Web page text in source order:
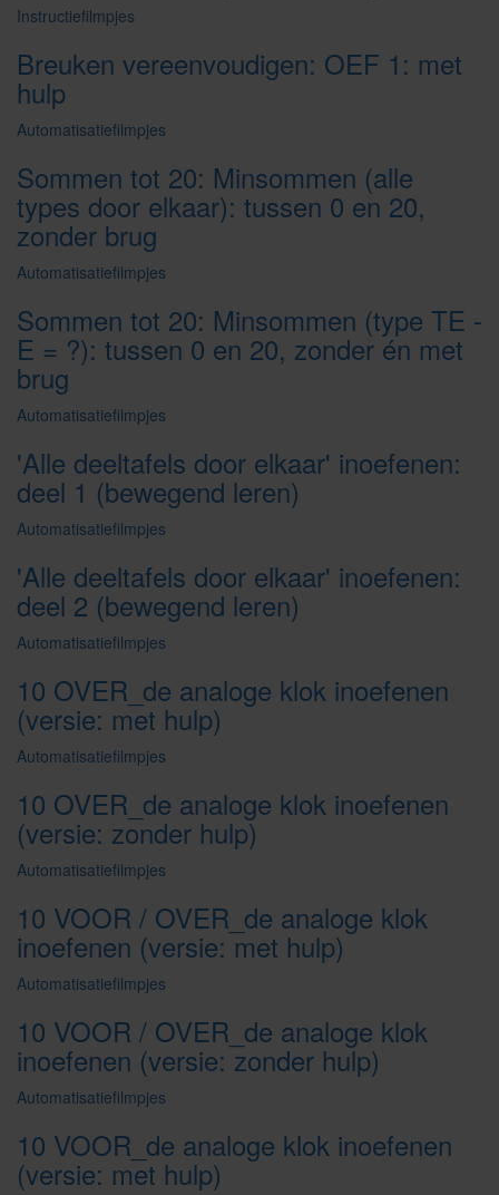
Instructiefilmpjes
Breuken vereenvoudigen: OEF 1: met
hulp
Automatisatiefilmpjes
Sommen tot 20: Minsommen (alle
types door elkaar): tussen 0 en 20,
zonder brug
Automatisatiefilmpjes
Sommen tot 20: Minsommen (type TE -
E = ?): tussen 0 en 20, zonder én met
brug
Automatisatiefilmpjes
'Alle deeltafels door elkaar' inoefenen:
deel 1 (bewegend leren)
Automatisatiefilmpjes
'Alle deeltafels door elkaar' inoefenen:
deel 2 (bewegend leren)
Automatisatiefilmpjes
10 OVER_de analoge klok inoefenen
(versie: met hulp)
Automatisatiefilmpjes
10 OVER_de analoge klok inoefenen
(versie: zonder hulp)
Automatisatiefilmpjes
10 VOOR / OVER_de analoge klok
inoefenen (versie: met hulp)
Automatisatiefilmpjes
10 VOOR / OVER_de analoge klok
inoefenen (versie: zonder hulp)
Automatisatiefilmpjes
10 VOOR_de analoge klok inoefenen
(versie: met hulp)